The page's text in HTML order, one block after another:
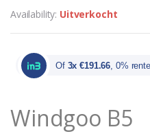
Availability: Uitverkocht
Of 3x €191.66, 0% rente
Windgoo B5